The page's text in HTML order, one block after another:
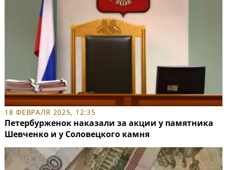
18 ФЕВРАЛЯ 2025, 12:35
Петербурженок наказали за акции у памятника
Шевченко и у Соловецкого камня